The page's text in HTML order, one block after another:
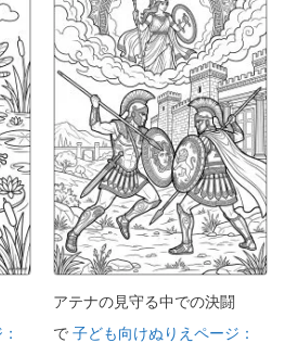
アテナの見守る中での決闘
で 子ども向けぬりえページ：